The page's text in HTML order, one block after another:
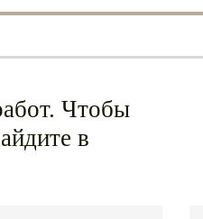
Чтобы
в